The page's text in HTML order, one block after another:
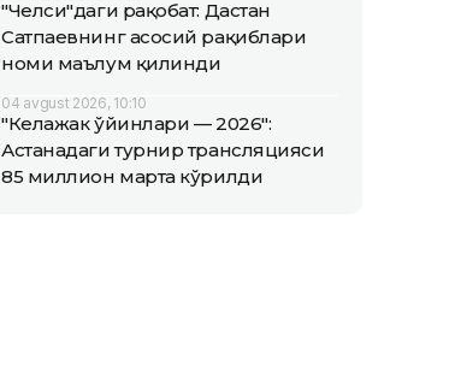
"Челси"даги рақобат: Дастан
Сатпаевнинг асосий рақиблари
номи маълум қилинди
04 avgust 2026, 10:10
"Келажак ўйинлари — 2026":
Астанадаги турнир трансляцияси
85 миллион марта кўрилди